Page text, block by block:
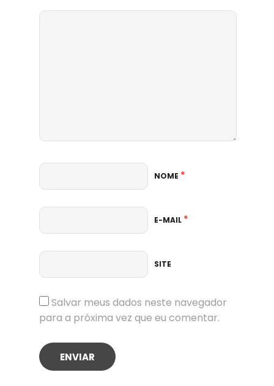
NOME *
E-MAIL *
SITE
Salvar meus dados neste navegador
para a próxima vez que eu comentar.